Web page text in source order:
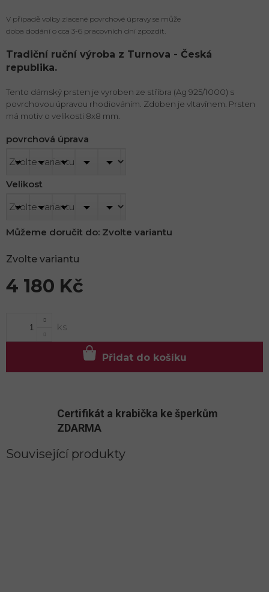
4 180 Kč
Zvolte variantu
povrchová úprava
Velikost
Můžeme doručit do: Zvolte variantu
Přidat do košíku
V případě volby zlacené povrchové úpravy se může
doba dodání o cca 3-6 pracovních dní zpozdit.
Tradiční ruční výroba z Turnova - Česká
republika.
Tento dámský prsten je vyroben ze stříbra (Ag 925/1000) s
povrchovou úpravou rhodiováním. Zdoben je vltavínem. Prsten
má motiv o velikosti 8x8 mm.
Certifikát a krabička ke šperkům
ZDARMA
Související produkty